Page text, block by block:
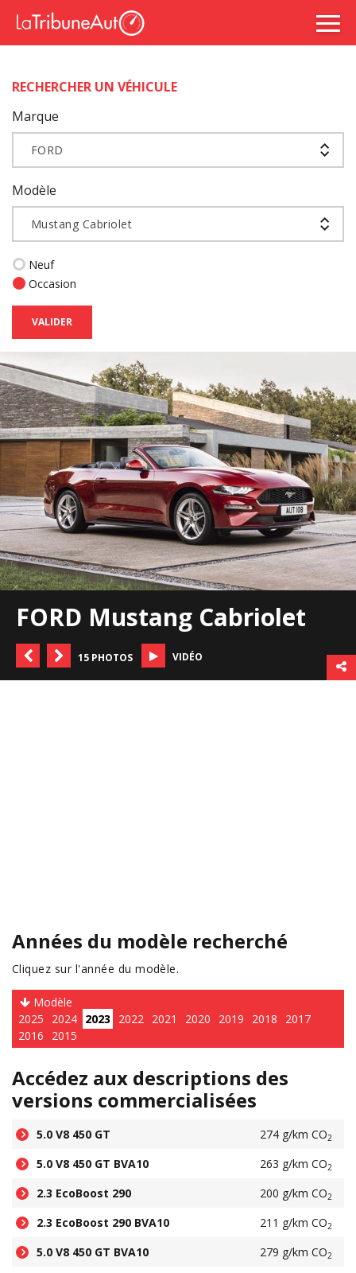
RECHERCHER UN VÉHICULE
Marque
FORD
Modèle
Mustang Cabriolet
Neuf
Occasion
VALIDER
FORD Mustang Cabriolet
15 PHOTOS VIDÉO
Années du modèle recherché
Cliquez sur l'année du modèle.
Modèle
2025
2024 2023 2022 2021 2020 2019 2018
2017
2016
2015
Accédez aux descriptions des
versions commercialisées
5.0 V8 450 GT 274 g/km CO2
5.0 V8 450 GT BVA10 263 g/km CO2
2.3 EcoBoost 290 200 g/km CO2
2.3 EcoBoost 290 BVA10 211 g/km CO2
5.0 V8 450 GT BVA10 279 g/km CO2